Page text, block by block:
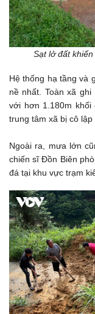
Sạt lở đất
Hệ thống hạ tầng và
nề nhất. Toàn xã
với hơn 1.180m
trung tâm xã bị cô
Ngoài ra, mưa lớn
chiến sĩ Đồn Biên
đá tại khu vực trạm